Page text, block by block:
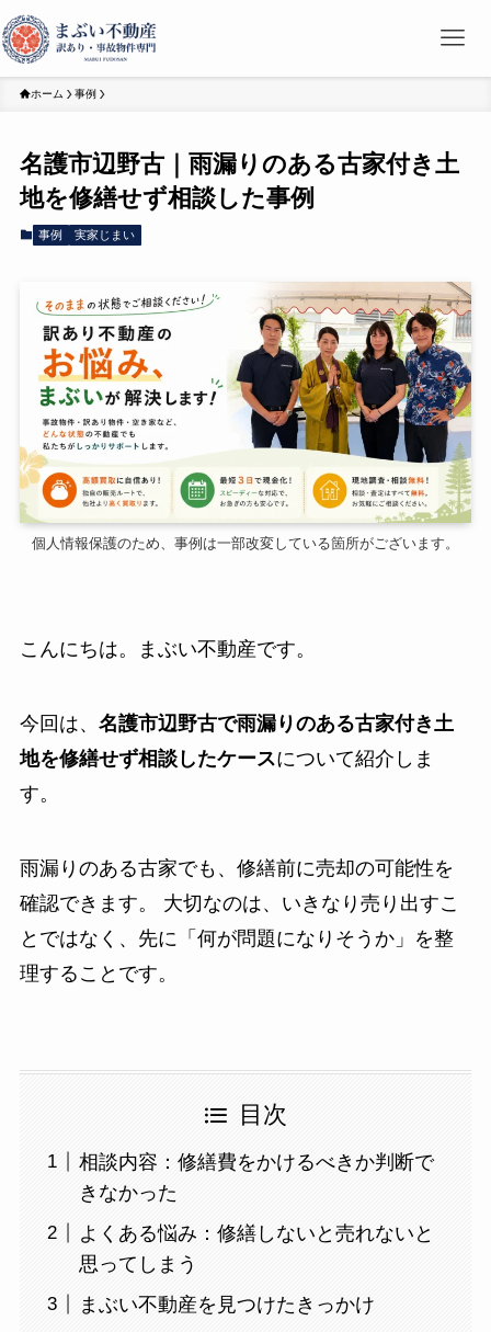
ホーム 事例
名護市辺野古｜雨漏りのある古家付き土
地を修繕せず相談した事例
事例 実家じまい
個人情報保護のため、事例は一部改変している箇所がございます。
こんにちは。まぶい不動産です。
今回は、 名護市辺野古で雨漏りのある古家付き土
地を修繕せず相談したケースについて紹介しま
す。
雨漏りのある古家でも、修繕前に売却の可能性を
確認できます。 大切なのは、いきなり売り出すこ
とではなく、先に「何が問題になりそうか」を整
理することです。
目次
相談内容：修繕費をかけるべきか判断で
きなかった
よくある悩み：修繕しないと売れないと
思ってしまう
まぶい不動産を見つけたきっかけ